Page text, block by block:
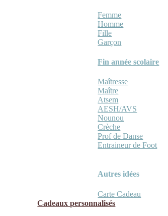
Femme
Homme
Fille
Garçon
Fin année scolaire
Maîtresse
Maître
Atsem
AESH/AVS
Nounou
Crèche
Prof de Danse
Entraineur de Foot
Autres idées
Carte Cadeau
Cadeaux personnalisés